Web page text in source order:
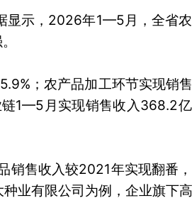
显示，2026年1—5月，全省
；农产品加工环节实现销
1—5月实现销售收入368.2
销售收入较2021年实现翻番，
业有限公司为例，企业旗下